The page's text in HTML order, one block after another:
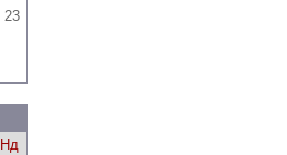
23
Нд